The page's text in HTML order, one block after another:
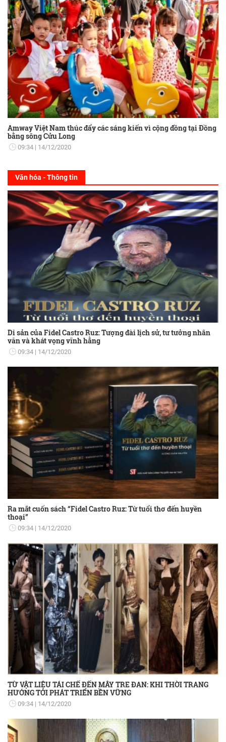
Amway Việt Nam thúc đẩy các sáng kiến vì cộng đồng tại Đồng
bằng sông Cửu Long
09:34 14/12/2020
Văn hóa - Thông tin
Di sản của Fidel Castro Ruz: Tượng đài lịch sử, tư tưởng nhân
văn và khát vọng vĩnh hằng
09:34 14/12/2020
Ra mắt cuốn sách “Fidel Castro Ruz: Từ tuổi thơ đến huyền
thoại”
09:34 14/12/2020
TỪ VẬT LIỆU TÁI CHẾ ĐẾN MÂY TRE ĐAN: KHI THỜI TRANG
HƯỚNG TỚI PHÁT TRIỂN BỀN VỮNG
09:34 14/12/2020